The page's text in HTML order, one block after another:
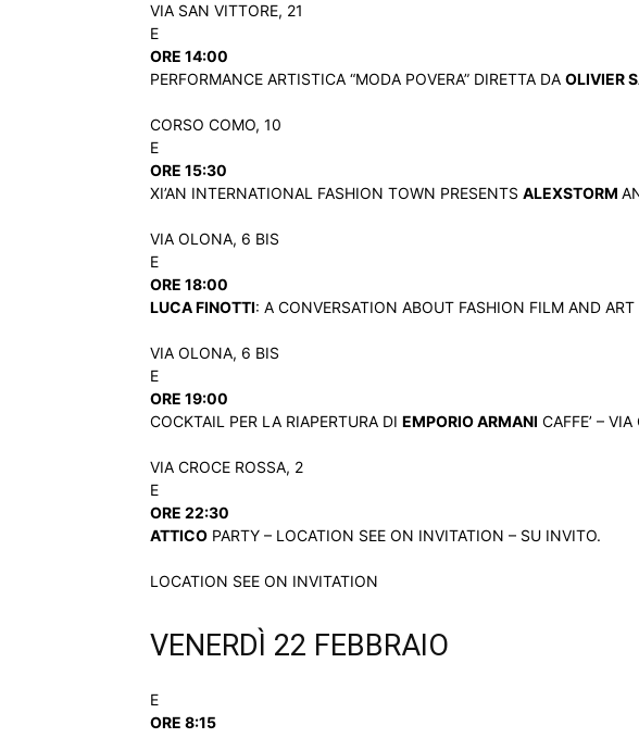
VIA SAN VITTORE, 21
E
ORE 14:00
PERFORMANCE ARTISTICA “MODA POVERA” DIRETTA DA OLIVIER
CORSO COMO, 10
E
ORE 15:30
XI’AN INTERNATIONAL FASHION TOWN PRESENTS ALEXSTORM
VIA OLONA, 6 BIS
E
ORE 18:00
LUCA FINOTTI: A CONVERSATION ABOUT FASHION FILM AND
VIA OLONA, 6 BIS
E
ORE 19:00
COCKTAIL PER LA RIAPERTURA DI EMPORIO ARMANI CAFFE’ –
VIA CROCE ROSSA, 2
E
ORE 22:30
ATTICO PARTY – LOCATION SEE ON INVITATION – SU INVITO.
LOCATION SEE ON INVITATION
VENERDÌ 22 FEBBRAIO
E
ORE 8:15